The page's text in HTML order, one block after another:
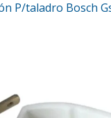
P/taladro Bosch